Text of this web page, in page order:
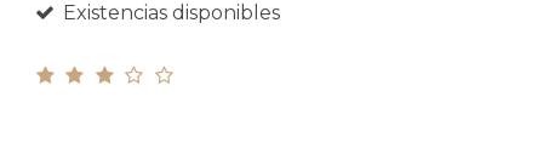
Existencias disponibles